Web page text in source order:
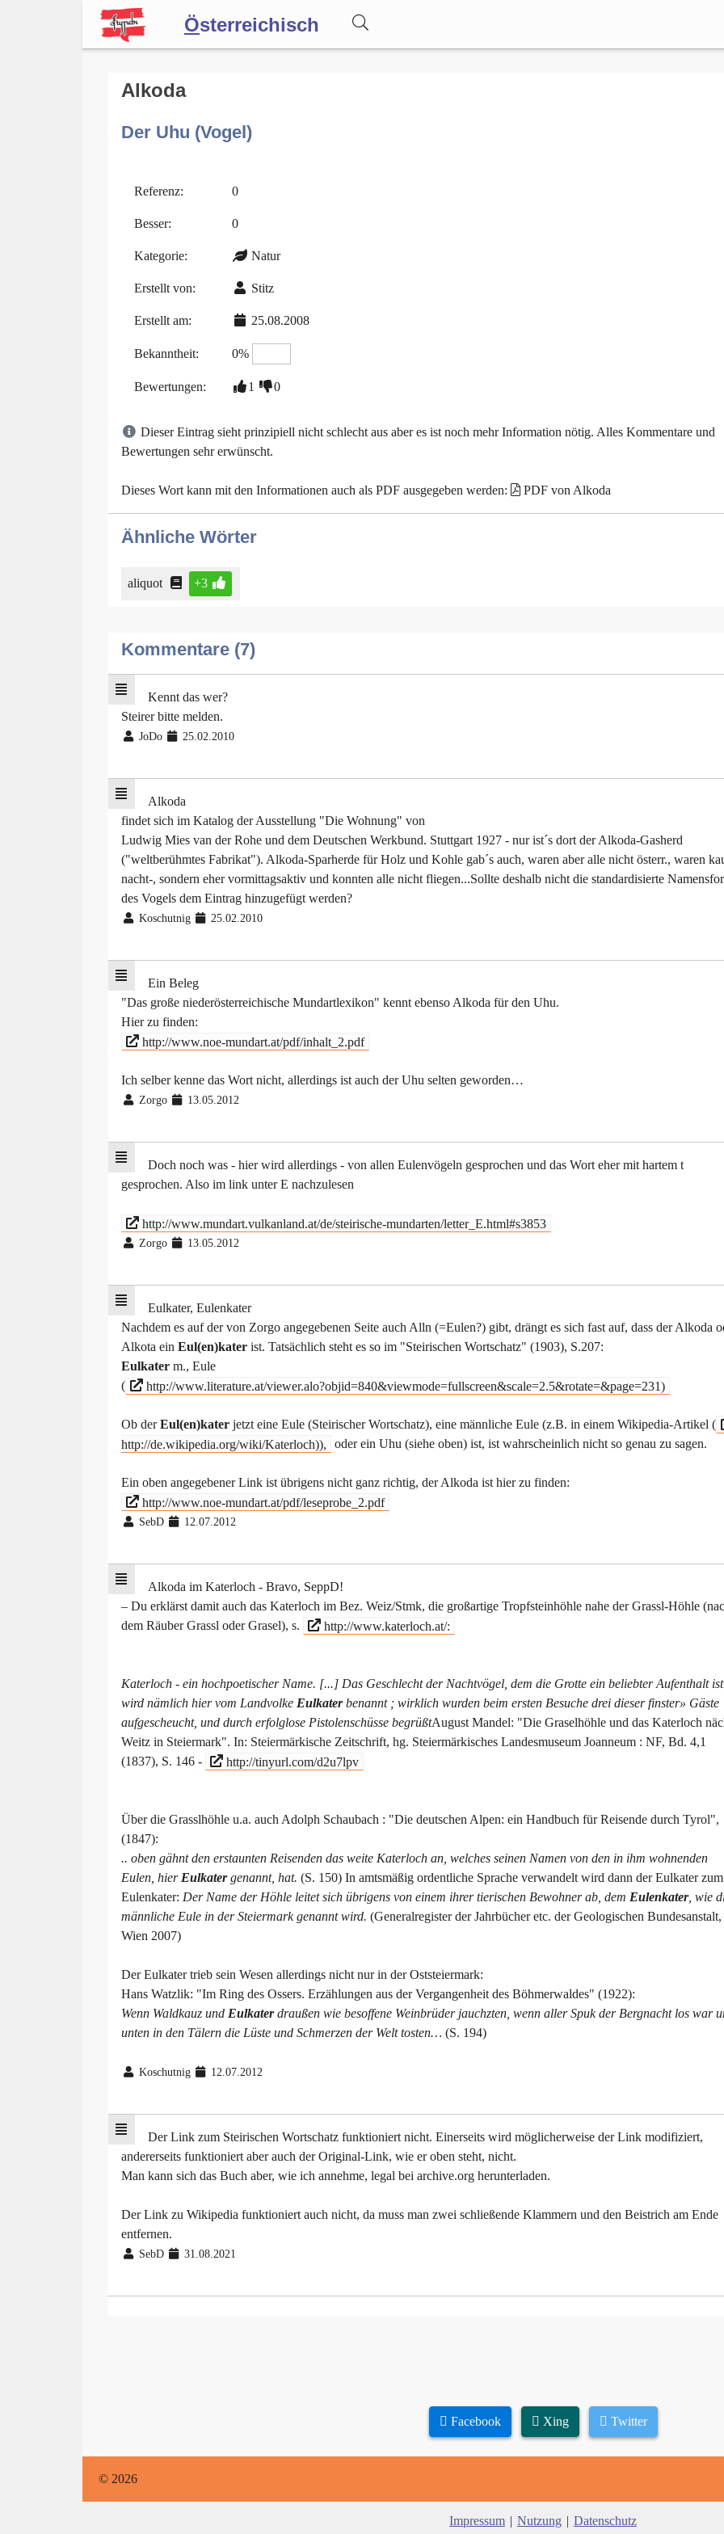
Österreichisch
Forum
Blog
Alkoda
Der Uhu (Vogel)
Referenz: 0
Besser: 0
Kategorie: Natur
Erstellt von: Stitz
Erstellt am: 25.08.2008
Bekanntheit: 0%
Bewertungen: 1 0
Dieser Eintrag sieht prinzipiell nicht schlecht aus aber es ist noch mehr Information nötig. Alles Kommentare und
Bewertungen sehr erwünscht.
Dieses Wort kann mit den Informationen auch als PDF ausgegeben werden: PDF von Alkoda
Ähnliche Wörter
aliquot +3
Kommentare (7)
Kennt das wer?
Steirer bitte melden.
JoDo 25.02.2010
Alkoda
findet sich im Katalog der Ausstellung "Die Wohnung" von
Ludwig Mies van der Rohe und dem Deutschen Werkbund. Stuttgart 1927 - nur ist´s dort der Alkoda-Gasherd
("weltberühmtes Fabrikat"). Alkoda-Sparherde für Holz und Kohle gab´s auch, waren aber alle nicht österr., waren
nacht-, sondern eher vormittagsaktiv und konnten alle nicht fliegen...Sollte deshalb nicht die standardisierte
des Vogels dem Eintrag hinzugefügt werden?
Koschutnig 25.02.2010
Ein Beleg
"Das große niederösterreichische Mundartlexikon" kennt ebenso Alkoda für den Uhu.
Hier zu finden:
http://www.noe-mundart.at/pdf/inhalt_2.pdf
Ich selber kenne das Wort nicht, allerdings ist auch der Uhu selten geworden…
Zorgo 13.05.2012
Doch noch was - hier wird allerdings - von allen Eulenvögeln gesprochen und das Wort eher mit hartem t
gesprochen. Also im link unter E nachzulesen
http://www.mundart.vulkanland.at/de/steirische-mundarten/letter_E.html#s3853
Zorgo 13.05.2012
Eulkater, Eulenkater
Nachdem es auf der von Zorgo angegebenen Seite auch Alln (=Eulen?) gibt, drängt es sich fast auf, dass der Alkoda
Alkota ein Eul(en)kater ist. Tatsächlich steht es so im "Steirischen Wortschatz" (1903), S.207:
Eulkater m., Eule
(
http://www.literature.at/viewer.alo?objid=840&viewmode=fullscreen&scale=2.5&rotate=&page=231)
Ob derEul(en)kater jetzt eine Eule (Steirischer Wortschatz), eine männliche Eule (z.B. in einem Wikipedia-Artikel (
http://de.wikipedia.org/wiki/Katerloch)),
oder ein Uhu (siehe oben) ist, ist wahrscheinlich nicht so genau zu sagen.
Ein oben angegebener Link ist übrigens nicht ganz richtig, der Alkoda ist hier zu finden:
http://www.noe-mundart.at/pdf/leseprobe_2.pdf
SebD 12.07.2012
Alkoda im Katerloch - Bravo, SeppD!
– Du erklärst damit auch das Katerloch im Bez. Weiz/Stmk, die großartige Tropfsteinhöhle nahe der Grassl-Höhle
dem Räuber Grassl oder Grasel), s.
http://www.katerloch.at/:
Katerloch - ein hochpoetischer Name. [...] Das Geschlecht der Nachtvögel, dem die Grotte ein beliebter Aufenthalt
wird nämlich hier vom Landvolke Eulkaterbenannt ; wirklich wurden beim ersten Besuche drei dieser finster» Gäste
aufgescheucht, und durch erfolglose Pistolenschüsse begrüßtAugust Mandel: "Die Graselhöhle und das Katerloch
Weitz in Steiermark". In: Steiermärkische Zeitschrift, hg. Steiermärkisches Landesmuseum Joanneum : NF, Bd. 4,1
(1837), S. 146 -
http://tinyurl.com/d2u7lpv
Über die Grasslhöhle u.a. auch Adolph Schaubach : "Die deutschen Alpen: ein Handbuch für Reisende durch Tyrol",
(1847):
.. oben gähnt den erstaunten Reisenden das weite Katerloch an, welches seinen Namen von den in ihm wohnenden
Eulen, hier Eulkatergenannt, hat. (S. 150) In amtsmäßig ordentliche Sprache verwandelt wird dann der Eulkater zum
Eulenkater: Der Name der Höhle leitet sich übrigens von einem ihrer tierischen Bewohner ab, dem Eulenkater, wie
männliche Eule in der Steiermark genannt wird. (Generalregister der Jahrbücher etc. der Geologischen Bundesanstalt,
Wien 2007)
Der Eulkater trieb sein Wesen allerdings nicht nur in der Oststeiermark:
Hans Watzlik: "Im Ring des Ossers. Erzählungen aus der Vergangenheit des Böhmerwaldes" (1922):
Wenn Waldkauz und Eulkaterdraußen wie besoffene Weinbrüder jauchzten, wenn aller Spuk der Bergnacht los war
unten in den Tälern die Lüste und Schmerzen der Welt tosten… (S. 194)
Koschutnig 12.07.2012
Der Link zum Steirischen Wortschatz funktioniert nicht. Einerseits wird möglicherweise der Link modifiziert,
andererseits funktioniert aber auch der Original-Link, wie er oben steht, nicht.
Man kann sich das Buch aber, wie ich annehme, legal bei archive.org herunterladen.
Der Link zu Wikipedia funktioniert auch nicht, da muss man zwei schließende Klammern und den Beistrich am Ende
entfernen.
SebD 31.08.2021
Facebook Xing Twitter
© 2026
Impressum | Nutzung | Datenschutz